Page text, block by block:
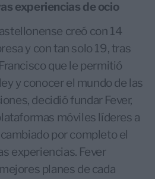
experiencias de ocio
creó con 14
y con tan solo 19, tras
que le permitió
y conocer el mundo de las
decidió fundar Fever,
móviles líderes a
por completo el
experiencias. Fever
planes de cada